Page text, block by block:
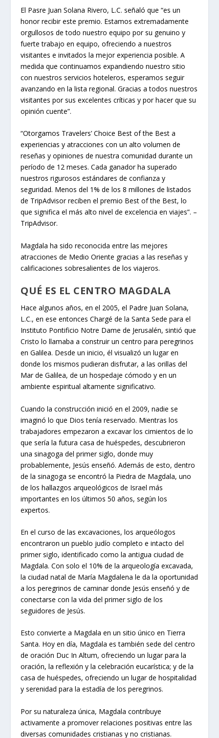
El Pasre Juan Solana Rivero, L.C. señaló que “es un
honor recibir este premio. Estamos extremadamente
orgullosos de todo nuestro equipo por su genuino y
fuerte trabajo en equipo, ofreciendo a nuestros
visitantes e invitados la mejor experiencia posible. A
medida que continuamos expandiendo nuestro sitio
con nuestros servicios hoteleros, esperamos seguir
avanzando en la lista regional. Gracias a todos nuestros
visitantes por sus excelentes críticas y por hacer que su
opinión cuente”.
“Otorgamos Travelers’ Choice Best of the Best a
experiencias y atracciones con un alto volumen de
reseñas y opiniones de nuestra comunidad durante un
período de 12 meses. Cada ganador ha superado
nuestros rigurosos estándares de confianza y
seguridad. Menos del 1% de los 8 millones de listados
de TripAdvisor reciben el premio Best of the Best, lo
que significa el más alto nivel de excelencia en viajes”. –
TripAdvisor.
Magdala ha sido reconocida entre las mejores
atracciones de Medio Oriente gracias a las reseñas y
calificaciones sobresalientes de los viajeros.
QUÉ ES EL CENTRO MAGDALA
Hace algunos años, en el 2005, el Padre Juan Solana,
L.C., en ese entonces Chargé de la Santa Sede para el
Instituto Pontificio Notre Dame de Jerusalén, sintió que
Cristo lo llamaba a construir un centro para peregrinos
en Galilea. Desde un inicio, él visualizó un lugar en
donde los mismos pudieran disfrutar, a las orillas del
Mar de Galilea, de un hospedaje cómodo y en un
ambiente espiritual altamente significativo.
Cuando la construcción inició en el 2009, nadie se
imaginó lo que Dios tenía reservado. Mientras los
trabajadores empezaron a excavar los cimientos de lo
que sería la futura casa de huéspedes, descubrieron
unasinagoga del primer siglo, donde muy
probablemente, Jesús enseñó. Además de esto, dentro
de la sinagoga se encontróla Piedra de Magdala, uno
de los hallazgos arqueológicos de Israel más
importantes en los últimos 50 años, según los
expertos.​
En el curso de las excavaciones, los arqueólogos
encontraron un pueblo judío completo e intacto del
primer siglo, identificado como la antigua ciudad de
Magdala. Con solo el 10% de la arqueología excavada,
la ciudad natal de María Magdalena le da la oportunidad
a los peregrinos de caminar donde Jesús enseñó y de
conectarse con la vida del primer siglo de los
seguidores de Jesús.
Esto convierte a Magdala en un sitio único en Tierra
Santa.​ Hoy en día, Magdala es también sede del centro
de oración Duc In Altum, ofreciendo un lugar para la
oración, la reflexión y la celebración eucarística; y de la
casa de huéspedes, ofreciendo un lugar de hospitalidad
y serenidad para la estadía de los peregrinos.​
Por su naturaleza única, Magdala contribuye
activamente a promover relaciones positivas entre las
diversas comunidades cristianas y no cristianas.